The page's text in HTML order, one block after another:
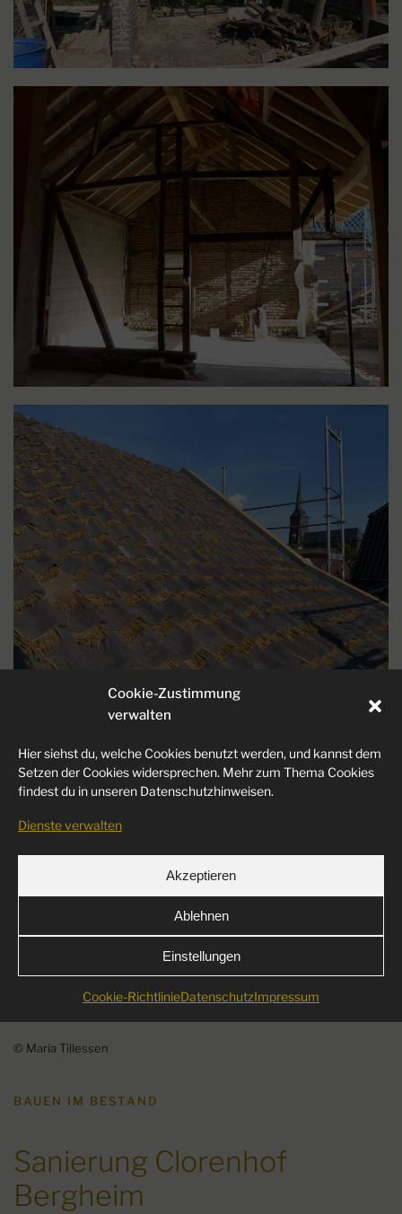
Cookie-Zustimmung
verwalten
Hier siehst du, welche Cookies benutzt werden, und kannst dem
Setzen der Cookies widersprechen. Mehr zum Thema Cookies
findest du in unseren Datenschutzhinweisen.
Dienste verwalten
Akzeptieren
Ablehnen
Einstellungen
Cookie-RichtlinieDatenschutzImpressum
LIGHTBOX
LIGHTBOX
LIGHTBOX
© Maria Tillessen
BAUEN IM BESTAND
Sanierung Clorenhof
Bergheim